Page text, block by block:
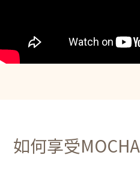
如何享受